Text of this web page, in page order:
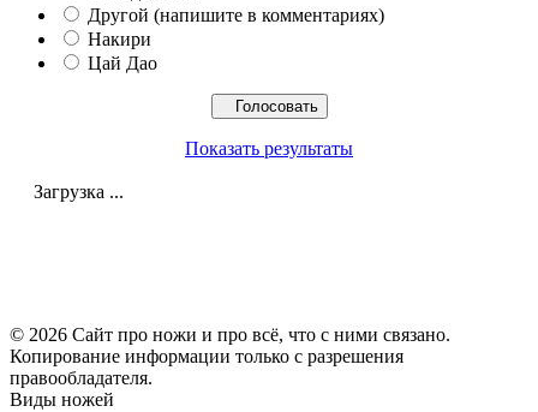
Другой (напишите в комментариях)
Накири
Цай Дао
Показать результаты
Загрузка ...
© 2026 Сайт про ножи и про всё, что с ними связано.
Копирование информации только с разрешения
правообладателя.
Виды ножей